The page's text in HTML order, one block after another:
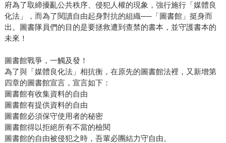
府為了取締擾亂公共秩序、侵犯人權的現象，強行施行「媒體良
化法」，而為了閱讀自由起身對抗的組織──「圖書館」挺身而
出。圖書隊員們的目的是要拯救遭到查禁的書本，並守護書本的
未來！
圖書館戰爭，一觸及發！
為了與「媒體良化法」相抗衡，在原先的圖書館法裡，又新增第
四章的圖書館宣言，宣言如下：
圖書館有收集資料的自由
圖書館有提供資料的自由
圖書館必須保守使用者的秘密
圖書館得以拒絕所有不當的檢閱
圖書館的自由被侵犯之時，吾輩必團結力守自由。